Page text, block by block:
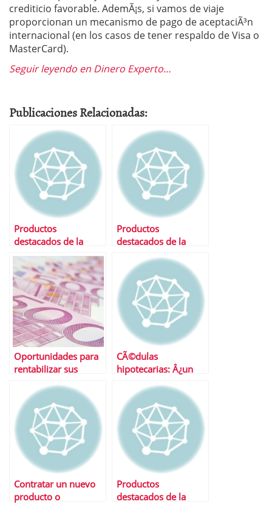
crediticio favorable. AdemÃ¡s, si vamos de viaje
proporcionan un mecanismo de pago de aceptaciÃ³n
internacional (en los casos de tener respaldo de Visa o
MasterCard).
Seguir leyendo en Dinero Experto…
Publicaciones Relacionadas:
Productos
destacados de la
semana
Productos
destacados de la
Oportunidades para
rentabilizar sus
CÃ©dulas
hipotecarias: Â¿un
bancario?
Contratar un nuevo
producto o
Productos
destacados de la